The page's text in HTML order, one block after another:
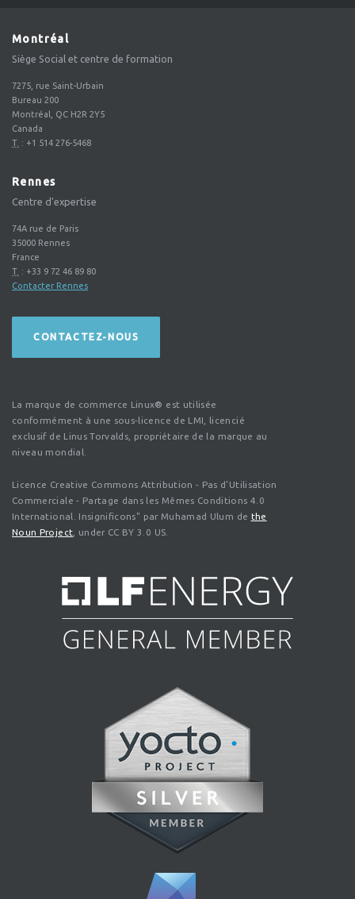
Montréal
Siège Social et centre de formation
7275, rue Saint-Urbain
Bureau 200
Montréal, QC H2R 2Y5
Canada
T. : +1 514 276-5468
Rennes
Centre d'expertise
74A rue de Paris
35000 Rennes
France
T. : +33 9 72 46 89 80
Contacter Rennes
CONTACTEZ-NOUS
La marque de commerce Linux® est utilisée
conformément à une sous-licence de LMI, licencié
exclusif de Linus Torvalds, propriétaire de la marque au
niveau mondial.
Licence Creative Commons Attribution - Pas d'Utilisation
Commerciale - Partage dans les Mêmes Conditions 4.0
International. Insignificons" par Muhamad Ulum de the
Noun Project , under CC BY 3.0 US.